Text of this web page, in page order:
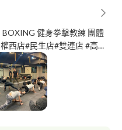
健身拳擊教練 團體
西店#民生店#雙連店 #高雄